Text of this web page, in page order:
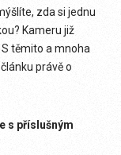
zda si jednu
Kameru již
těmito a mnoha
právě o
s příslušným